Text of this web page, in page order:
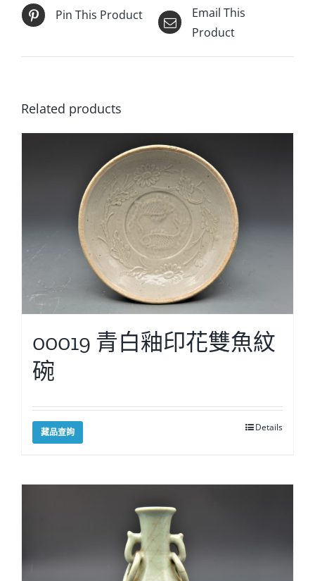
Pin This Product
Email This
Product
Related products
00019 青白釉印花雙魚紋
碗
藏品查詢 Details